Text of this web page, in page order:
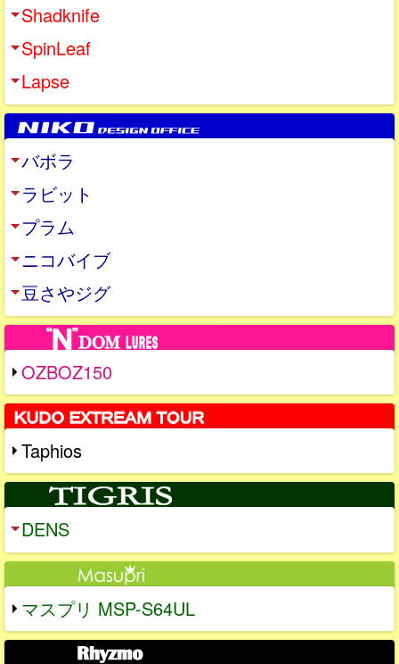
Shadknife
SpinLeaf
Lapse
バボラ
ラビット
プラム
ニコバイブ
豆さやジグ
OZBOZ150
Taphios
DENS
マスプリ MSP-S64UL